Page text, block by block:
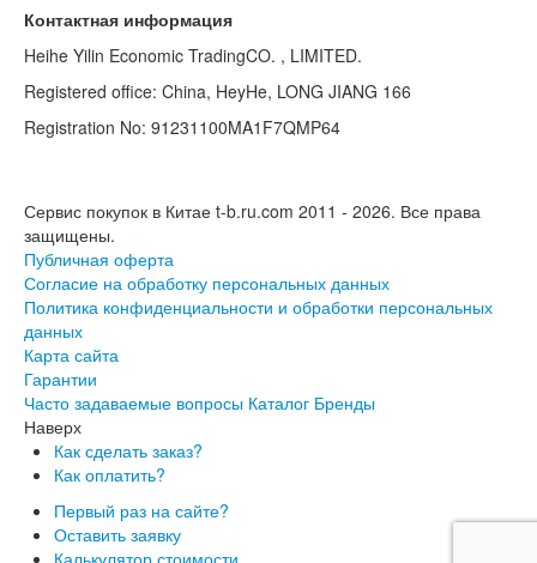
Контактная информация
Heihe Yilin Economic TradingCO. , LIMITED.
Registered office: China, HeyHe, LONG JIANG 166
Registration No: 91231100MA1F7QMP64
Сервис покупок в Китае t-b.ru.com 2011 - 2026. Все права
защищены.
Публичная оферта
Согласие на обработку персональных данных
Политика конфиденциальности и обработки персональных
данных
Карта сайта
Гарантии
Часто задаваемые вопросы Каталог Бренды
Наверх
Как сделать заказ?
Как оплатить?
Первый раз на сайте?
Оставить заявку
Калькулятор стоимости